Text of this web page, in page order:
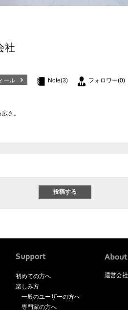
社
ール Note(3) フォロワー(0)
さ。
初めての方へ
楽しみ方
一般のユーザーの方へ
専門家の方へ
運営会社